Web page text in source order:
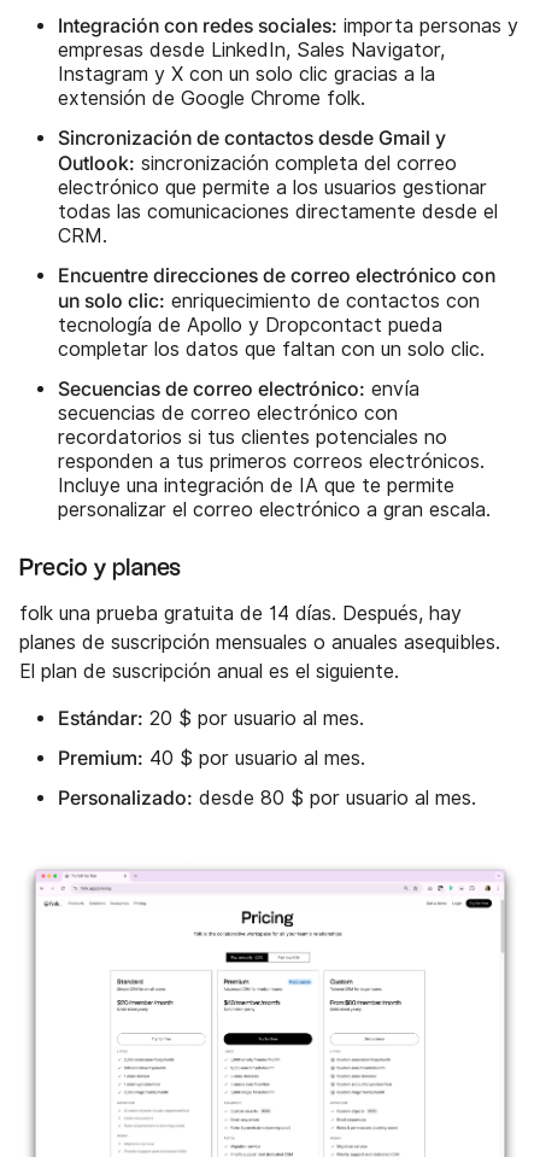
Integración con redes sociales: importa personas y
empresas desde LinkedIn, Sales Navigator,
Instagram y X con un solo clic gracias a la
extensión de Google Chrome folk.
Sincronización de contactos desde Gmail y
Outlook: sincronización completa del correo
electrónico que permite a los usuarios gestionar
todas las comunicaciones directamente desde el
CRM.
Encuentre direcciones de correo electrónico con
un solo clic: enriquecimiento de contactos con
tecnología de Apollo y Dropcontact pueda
completar los datos que faltan con un solo clic.
Secuencias de correo electrónico: envía
secuencias de correo electrónico con
recordatorios si tus clientes potenciales no
responden a tus primeros correos electrónicos.
Incluye una integración de IA que te permite
personalizar el correo electrónico a gran escala.
Precio y planes
folk una prueba gratuita de 14 días. Después, hay
planes de suscripción mensuales o anuales asequibles.
El plan de suscripción anual es el siguiente.
Estándar: 20 $ por usuario al mes.
Premium: 40 $ por usuario al mes.
Personalizado: desde 80 $ por usuario al mes.